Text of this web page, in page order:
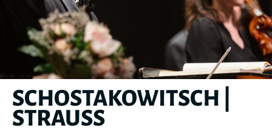
SCHOSTAKOWITSCH |
STRAUSS